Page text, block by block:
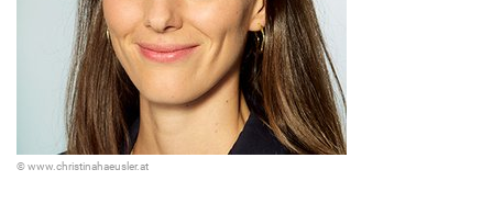
© www.christinahaeusler.at